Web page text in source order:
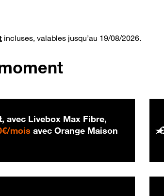
incluses, valables jusqu’au 19/08/2026.
avec Livebox Max Fibre,
mois 20 € par mois
avec Orange Maison